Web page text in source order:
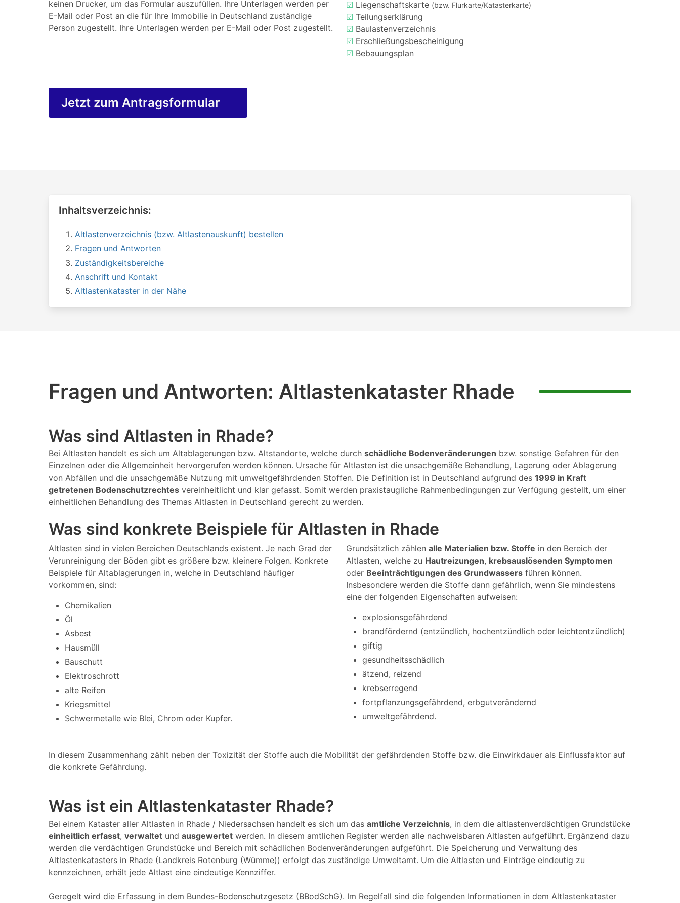
keinen Drucker, um das Formular auszufüllen. Ihre Unterlagen werden per
E-Mail oder Post an die für Ihre Immobilie in Deutschland zuständige
Person zugestellt. Ihre Unterlagen werden per E-Mail oder Post zugestellt.
☑ Liegenschaftskarte (bzw. Flurkarte/Katasterkarte)
☑ Teilungserklärung
☑ Baulastenverzeichnis
☑ Erschließungsbescheinigung
☑ Bebauungsplan
Jetzt zum Antragsformular
Inhaltsverzeichnis:
Altlastenverzeichnis (bzw. Altlastenauskunft) bestellen
Fragen und Antworten
Zuständigkeitsbereiche
Anschrift und Kontakt
Altlastenkataster in der Nähe
Fragen und Antworten: Altlastenkataster Rhade
Was sind Altlasten in Rhade?
Bei Altlasten handelt es sich um Altablagerungen bzw. Altstandorte, welche durch schädliche Bodenveränderungen bzw. sonstige Gefahren für den
Einzelnen oder die Allgemeinheit hervorgerufen werden können. Ursache für Altlasten ist die unsachgemäße Behandlung, Lagerung oder Ablagerung
von Abfällen und die unsachgemäße Nutzung mit umweltgefährdenden Stoffen. Die Definition ist in Deutschland aufgrund des 1999 in Kraft
getretenen Bodenschutzrechtes vereinheitlicht und klar gefasst. Somit werden praxistaugliche Rahmenbedingungen zur Verfügung gestellt, um einer
einheitlichen Behandlung des Themas Altlasten in Deutschland gerecht zu werden.
Was sind konkrete Beispiele für Altlasten in Rhade
Altlasten sind in vielen Bereichen Deutschlands existent. Je nach Grad der
Verunreinigung der Böden gibt es größere bzw. kleinere Folgen. Konkrete
Beispiele für Altablagerungen in, welche in Deutschland häufiger
vorkommen, sind:
Chemikalien
Öl
Asbest
Hausmüll
Bauschutt
Elektroschrott
alte Reifen
Kriegsmittel
Schwermetalle wie Blei, Chrom oder Kupfer.
Grundsätzlich zählen alle Materialien bzw. Stoffe in den Bereich der
Altlasten, welche zu Hautreizungen, krebsauslösenden Symptomen
oder Beeinträchtigungen des Grundwassers führen können.
Insbesondere werden die Stoffe dann gefährlich, wenn Sie mindestens
eine der folgenden Eigenschaften aufweisen:
explosionsgefährdend
brandfördernd (entzündlich, hochentzündlich oder leichtentzündlich)
giftig
gesundheitsschädlich
ätzend, reizend
krebserregend
fortpflanzungsgefährdend, erbgutverändernd
umweltgefährdend.
In diesem Zusammenhang zählt neben der Toxizität der Stoffe auch die Mobilität der gefährdenden Stoffe bzw. die Einwirkdauer als Einflussfaktor auf
die konkrete Gefährdung.
Was ist ein Altlastenkataster Rhade?
Bei einem Kataster aller Altlasten in Rhade / Niedersachsen handelt es sich um das amtliche Verzeichnis, in dem die altlastenverdächtigen Grundstücke
einheitlich erfasst, verwaltet und ausgewertet werden. In diesem amtlichen Register werden alle nachweisbaren Altlasten aufgeführt. Ergänzend dazu
werden die verdächtigen Grundstücke und Bereich mit schädlichen Bodenveränderungen aufgeführt. Die Speicherung und Verwaltung des
Altlastenkatasters in Rhade (Landkreis Rotenburg (Wümme)) erfolgt das zuständige Umweltamt. Um die Altlasten und Einträge eindeutig zu
kennzeichnen, erhält jede Altlast eine eindeutige Kennziffer.
Geregelt wird die Erfassung in dem Bundes-Bodenschutzgesetz (BBodSchG). Im Regelfall sind die folgenden Informationen in dem Altlastenkataster